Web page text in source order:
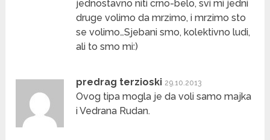
jednostavno niti crno-belo, svi mi jedni
druge volimo da mrzimo, i mrzimo sto
se volimo…Sjebani smo, kolektivno ludi,
ali to smo mi:)
predrag terzioski 29.10.2013
Ovog tipa mogla je da voli samo majka
i Vedrana Rudan.